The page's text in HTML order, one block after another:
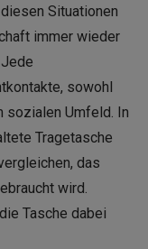
Situationen
immer wieder
sowohl
sozialen Umfeld. In
Tragetasche
das
wird.
Tasche dabei